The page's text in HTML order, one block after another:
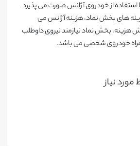
استفاده از خودروی آژانس صورت می پذیرد
های بخش نماد، هزینه آژانس می
هزینه، بخش نماد نیازمند نیروی داوطلب
خودروی شخصی می باشد.
نیاز